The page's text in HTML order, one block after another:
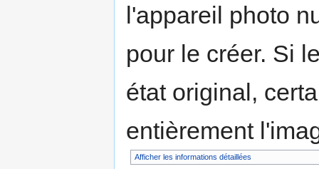
l'appareil photo
pour le créer. Si
état original,
entièrement
Afficher les informations détaillées